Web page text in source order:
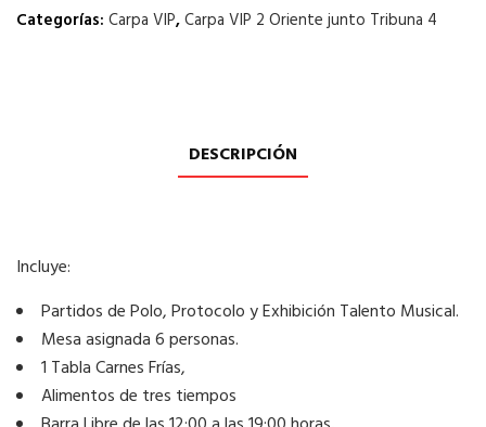
Categorías: Carpa VIP,Carpa VIP 2 Oriente junto Tribuna 4
DESCRIPCIÓN
Incluye:
Partidos de Polo, Protocolo y Exhibición Talento Musical.
Mesa asignada 6 personas.
1 Tabla Carnes Frías,
Alimentos de tres tiempos